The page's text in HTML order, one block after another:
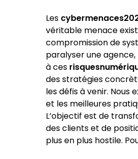
Les
véritable menace
compromission de
paralyser une
à ces
des stratégies
les défis à venir. Nous
et les meilleures
L’objectif est de
des clients et de
plus en plus hostile.